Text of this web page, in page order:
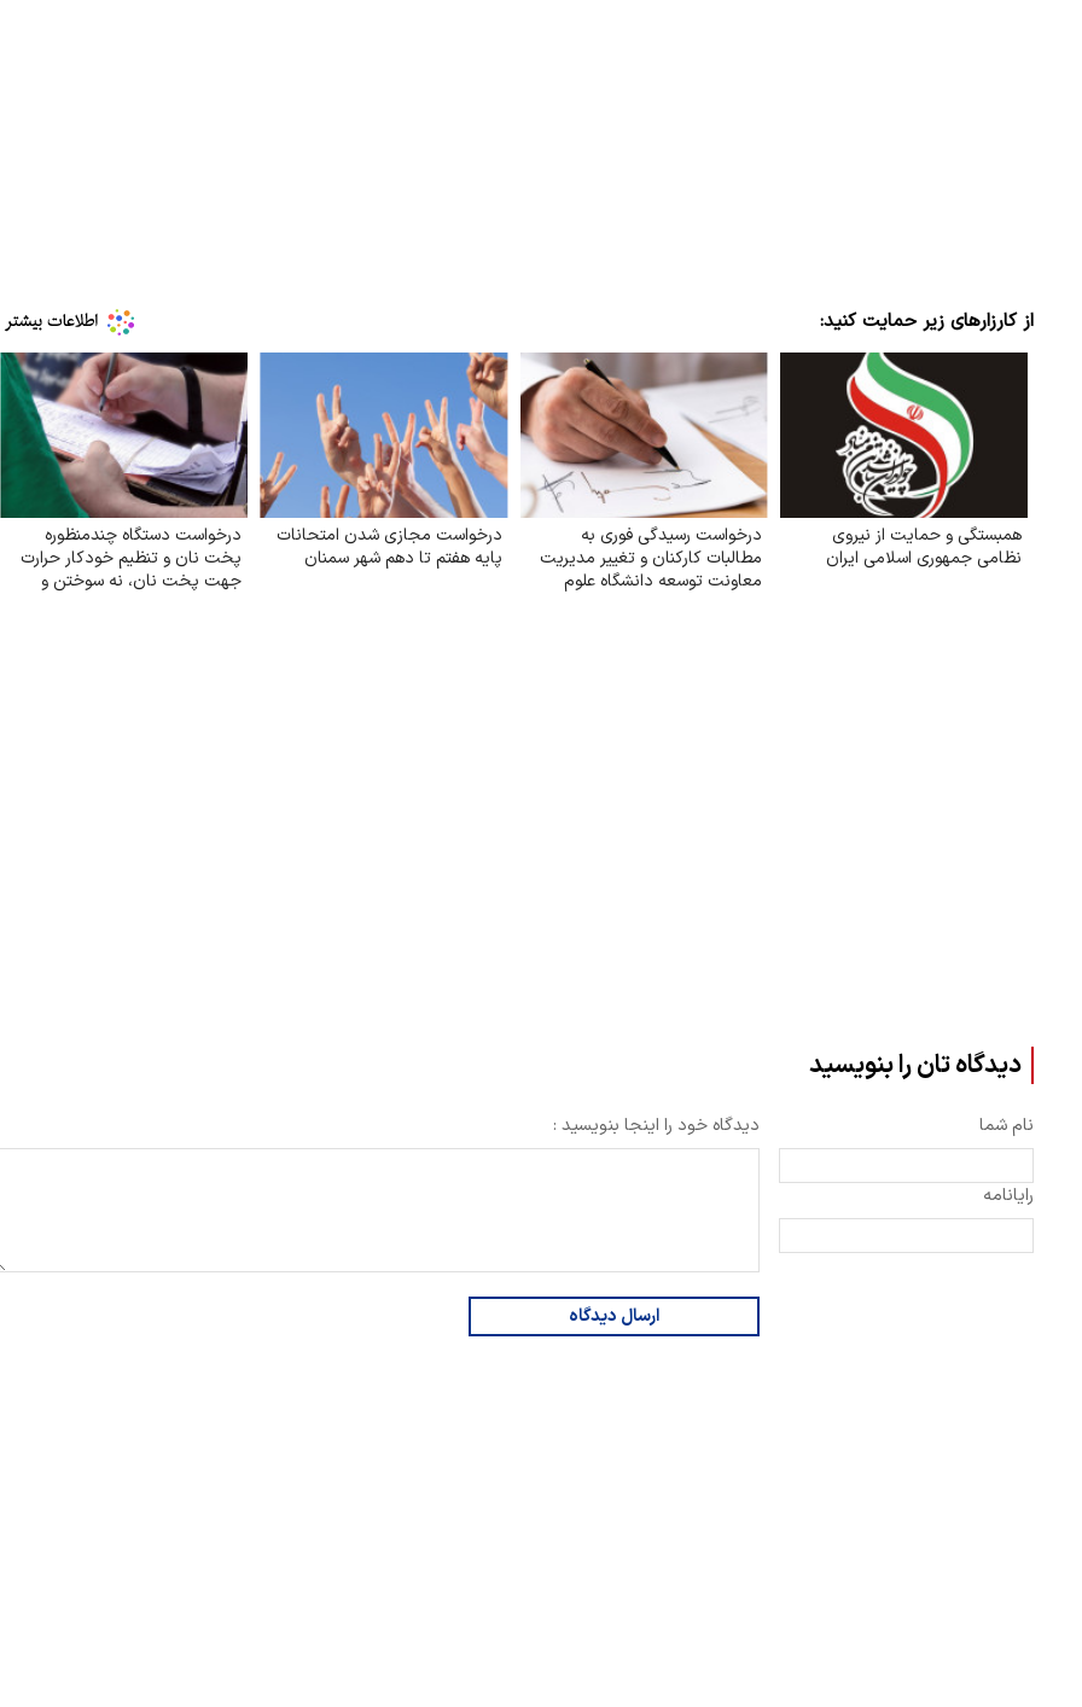
از کارزارهای زیر حمایت کنید:
همبستگی و حمایت از نیروی
نظامی جمهوری اسلامی ایران
درخواست رسیدگی فوری به
مطالبات کارکنان و تغییر مدیریت
معاونت توسعه دانشگاه علوم
درخواست مجازی شدن امتحانات
پایه هفتم تا دهم شهر سمنان
درخواست دستگاه چندمنظوره
پخت نان و تنظیم خودکار حرارت
جهت پخت نان، نه سوختن و
دیدگاه تان را بنویسید
نام شما
رایانامه
دیدگاه خود را اینجا بنویسید :
ارسال دیدگاه